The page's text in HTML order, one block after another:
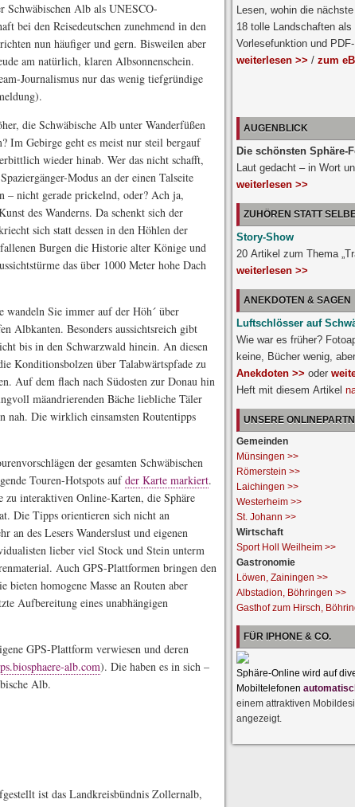
Schwäbischen Alb als UNESCO-
bei den Reisedeutschen zunehmend in den
nun häufiger und gern. Bisweilen aber
am natürlich, klaren Albsonnenschein.
Journalismus nur das wenig tiefgründige
die Schwäbische Alb unter Wanderfüßen
Im Gebirge geht es meist nur steil bergauf
wieder hinab. Wer das nicht schafft,
Modus an der einen Talseite
– nicht gerade prickelnd, oder? Ach ja,
des Wanderns. Da schenkt sich der
sich statt dessen in den Höhlen der
Burgen die Historie alter Könige und
das über 1000 Meter hohe Dach
Sie immer auf der Höh´ über
Albkanten. Besonders aussichtsreich gibt
bis in den Schwarzwald hinein. An diesen
Konditionsbolzen über Talabwärtspfade zu
Auf dem flach nach Südosten zur Donau hin
mäandrierenden Bäche liebliche Täler
nah. Die wirklich einsamsten Routentipps
der gesamten Schwäbischen
Touren-Hotspots aufder Karte markiert.
zu interaktiven Online-Karten, die Sphäre
Die Tipps orientieren sich nicht an
an des Lesers Wanderslust und eigenen
lieber viel Stock und Stein unterm
Auch GPS-Plattformen bringen den
homogene Masse an Routen aber
Aufbereitung eines unabhängigen
GPS-Plattform verwiesen und deren
alb.com). Die haben es in sich –
Alb.
ist das Landkreisbündnis Zollern­alb,
Lesen, wohin die
18 tolle Landschaften
Vorlesefunktion und PDF-
weiterlesen >> / zum
AUGENBLICK
Die schönsten Sphäre-
Laut gedacht – in Wort
weiterlesen >>
ZUHÖREN STATT
Story-Show
20 Artikel zum Thema
weiterlesen >>
ANEKDOTEN & SAGEN
Luftschlösser auf
Wie war es früher?
keine, Bücher wenig,
Anekdoten >> oder
Heft mit diesem Artikel
UNSERE
Gemeinden
Münsingen >>
Römerstein >>
Laichingen >>
Westerheim >>
St. Johann >>
Wirtschaft
Sport Holl Weilheim >>
Gastronomie
Löwen, Zainingen >>
Albstadion, Böhringen >>
Gasthof zum Hirsch,
FÜR IPHONE & CO.
Sphäre-Online wird auf
Mobiltelefonen
einem attraktiven
angezeigt.